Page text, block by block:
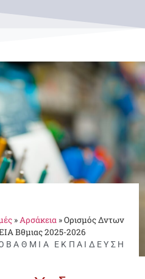
»Αρσάκεια »Ορισμός Δντων
Βθμιας 2025-2026
ΕΚΠΑΊΔΕΥΣΗ